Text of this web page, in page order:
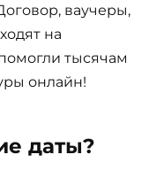
ваучеры,
на
тысячам
онлайн!
даты?